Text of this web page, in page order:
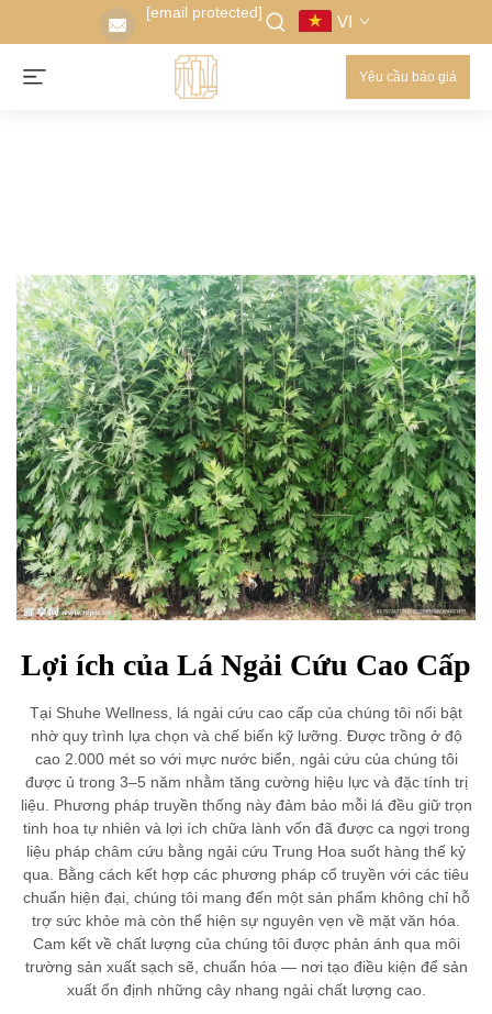
[email protected] VI
Yêu cầu báo giá
Lợi ích của Lá Ngải Cứu Cao Cấp
Tại Shuhe Wellness, lá ngải cứu cao cấp của chúng tôi nổi bật
nhờ quy trình lựa chọn và chế biến kỹ lưỡng. Được trồng ở độ
cao 2.000 mét so với mực nước biển, ngải cứu của chúng tôi
được ủ trong 3–5 năm nhằm tăng cường hiệu lực và đặc tính trị
liệu. Phương pháp truyền thống này đảm bảo mỗi lá đều giữ trọn
tinh hoa tự nhiên và lợi ích chữa lành vốn đã được ca ngợi trong
liệu pháp châm cứu bằng ngải cứu Trung Hoa suốt hàng thế kỷ
qua. Bằng cách kết hợp các phương pháp cổ truyền với các tiêu
chuẩn hiện đại, chúng tôi mang đến một sản phẩm không chỉ hỗ
trợ sức khỏe mà còn thể hiện sự nguyên vẹn về mặt văn hóa.
Cam kết về chất lượng của chúng tôi được phản ánh qua môi
trường sản xuất sạch sẽ, chuẩn hóa — nơi tạo điều kiện để sản
xuất ổn định những cây nhang ngải chất lượng cao.